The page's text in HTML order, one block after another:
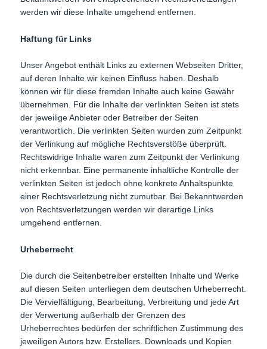
werden wir diese Inhalte umgehend entfernen.
Haftung für Links
Unser Angebot enthält Links zu externen Webseiten Dritter,
auf deren Inhalte wir keinen Einfluss haben. Deshalb
können wir für diese fremden Inhalte auch keine Gewähr
übernehmen. Für die Inhalte der verlinkten Seiten ist stets
der jeweilige Anbieter oder Betreiber der Seiten
verantwortlich. Die verlinkten Seiten wurden zum Zeitpunkt
der Verlinkung auf mögliche Rechtsverstöße überprüft.
Rechtswidrige Inhalte waren zum Zeitpunkt der Verlinkung
nicht erkennbar. Eine permanente inhaltliche Kontrolle der
verlinkten Seiten ist jedoch ohne konkrete Anhaltspunkte
einer Rechtsverletzung nicht zumutbar. Bei Bekanntwerden
von Rechtsverletzungen werden wir derartige Links
umgehend entfernen.
Urheberrecht
Die durch die Seitenbetreiber erstellten Inhalte und Werke
auf diesen Seiten unterliegen dem deutschen Urheberrecht.
Die Vervielfältigung, Bearbeitung, Verbreitung und jede Art
der Verwertung außerhalb der Grenzen des
Urheberrechtes bedürfen der schriftlichen Zustimmung des
jeweiligen Autors bzw. Erstellers. Downloads und Kopien